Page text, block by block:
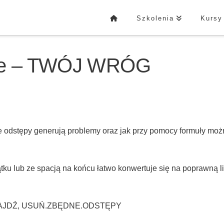
Szkolenia
– TWÓJ WRÓG
generują problemy oraz jak przy pomocy formuły
lub ze spacją na końcu łatwo konwertuje się na poprawną
USUŃ.ZBĘDNE.ODSTĘPY